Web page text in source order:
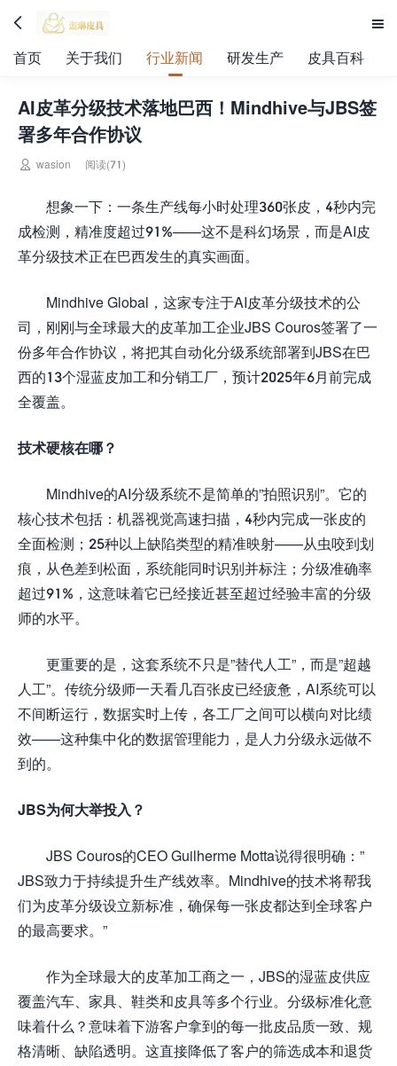
 
首页 关于我们 行业新闻 研发生产 皮具百科
AI皮革分级技术落地巴西！Mindhive与JBS签
署多年合作协议
 wasion 阅读(71)
想象一下：一条生产线每小时处理360张皮，4秒内完
成检测，精准度超过91%——这不是科幻场景，而是AI皮
革分级技术正在巴西发生的真实画面。
Mindhive Global，这家专注于AI皮革分级技术的公
司，刚刚与全球最大的皮革加工企业JBS Couros签署了一
份多年合作协议，将把其自动化分级系统部署到JBS在巴
西的13个湿蓝皮加工和分销工厂，预计2025年6月前完成
全覆盖。
技术硬核在哪？
Mindhive的AI分级系统不是简单的”拍照识别”。它的
核心技术包括：机器视觉高速扫描，4秒内完成一张皮的
全面检测；25种以上缺陷类型的精准映射——从虫咬到划
痕，从色差到松面，系统能同时识别并标注；分级准确率
超过91%，这意味着它已经接近甚至超过经验丰富的分级
师的水平。
更重要的是，这套系统不只是”替代人工”，而是”超越
人工”。传统分级师一天看几百张皮已经疲惫，AI系统可以
不间断运行，数据实时上传，各工厂之间可以横向对比绩
效——这种集中化的数据管理能力，是人力分级永远做不
到的。
JBS为何大举投入？
JBS Couros的CEO Guilherme Motta说得很明确：”
JBS致力于持续提升生产线效率。Mindhive的技术将帮我
们为皮革分级设立新标准，确保每一张皮都达到全球客户
的最高要求。”
作为全球最大的皮革加工商之一，JBS的湿蓝皮供应
覆盖汽车、家具、鞋类和皮具等多个行业。分级标准化意
味着什么？意味着下游客户拿到的每一批皮品质一致、规
格清晰、缺陷透明。这直接降低了客户的筛选成本和退货